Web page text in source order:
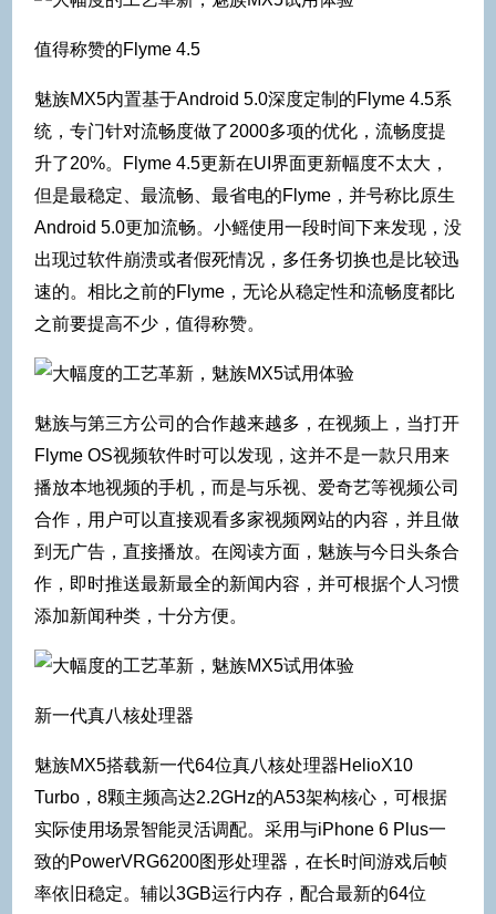
值得称赞的Flyme 4.5
魅族MX5内置基于Android 5.0深度定制的Flyme 4.5系
统，专门针对流畅度做了2000多项的优化，流畅度提
升了20%。Flyme 4.5更新在UI界面更新幅度不太大，
但是最稳定、最流畅、最省电的Flyme，并号称比原生
Android 5.0更加流畅。小鳐使用一段时间下来发现，没
出现过软件崩溃或者假死情况，多任务切换也是比较迅
速的。相比之前的Flyme，无论从稳定性和流畅度都比
之前要提高不少，值得称赞。
魅族与第三方公司的合作越来越多，在视频上，当打开
Flyme OS视频软件时可以发现，这并不是一款只用来
播放本地视频的手机，而是与乐视、爱奇艺等视频公司
合作，用户可以直接观看多家视频网站的内容，并且做
到无广告，直接播放。在阅读方面，魅族与今日头条合
作，即时推送最新最全的新闻内容，并可根据个人习惯
添加新闻种类，十分方便。
新一代真八核处理器
魅族MX5搭载新一代64位真八核处理器HelioX10
Turbo，8颗主频高达2.2GHz的A53架构核心，可根据
实际使用场景智能灵活调配。采用与iPhone 6 Plus一
致的PowerVRG6200图形处理器，在长时间游戏后帧
率依旧稳定。辅以3GB运行内存，配合最新的64位